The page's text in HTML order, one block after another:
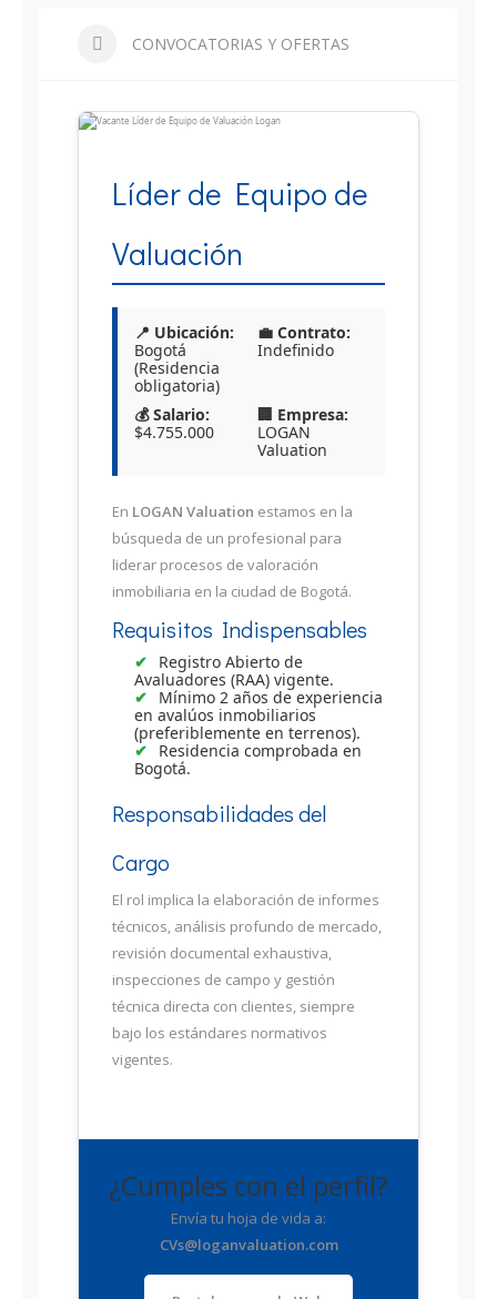
CONVOCATORIAS Y OFERTAS
Líder de Equipo de
Valuación
📍 Ubicación:
Bogotá
(Residencia
obligatoria)
💼 Contrato:
Indefinido
💰 Salario:
$4.755.000
🏢 Empresa:
LOGAN
Valuation
En LOGAN Valuation estamos en la
búsqueda de un profesional para
liderar procesos de valoración
inmobiliaria en la ciudad de Bogotá.
Requisitos Indispensables
Registro Abierto de
Avaluadores (RAA) vigente.
Mínimo 2 años de experiencia
en avalúos inmobiliarios
(preferiblemente en terrenos).
Residencia comprobada en
Bogotá.
Responsabilidades del
Cargo
El rol implica la elaboración de informes
técnicos, análisis profundo de mercado,
revisión documental exhaustiva,
inspecciones de campo y gestión
técnica directa con clientes, siempre
bajo los estándares normativos
vigentes.
¿Cumples con el perfil?
Envía tu hoja de vida a:
CVs@loganvaluation.com